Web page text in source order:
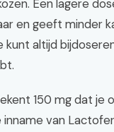
Een lagere
en geeft minder
kunt altijd
150 mg dat je
inname van